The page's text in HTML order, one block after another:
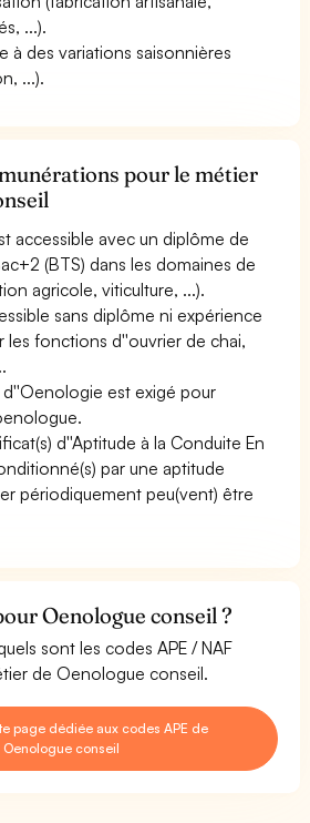
...).
à des variations saisonnières
...).
pour le métier
accessible avec un diplôme de
(BTS) dans les domaines de
agricole, viticulture, ...).
sans diplôme ni expérience
les fonctions d''ouvrier de chai,
est exigé pour
d''Aptitude à la Conduite En
par une aptitude
périodiquement peu(vent) être
Oenologue conseil ?
sont les codes APE / NAF
de Oenologue conseil.
page dédiée aux codes APE de
Oenologue conseil